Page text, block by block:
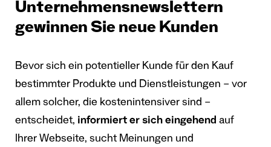
Unternehmensnewslettern
gewinnen Sie neue Kunden
Bevor sich ein potentieller Kunde für den Kauf
bestimmter Produkte und Dienstleistungen – vor
allem solcher, die kostenintensiver sind –
entscheidet, informiert er sich eingehend auf
Ihrer Webseite, sucht Meinungen und